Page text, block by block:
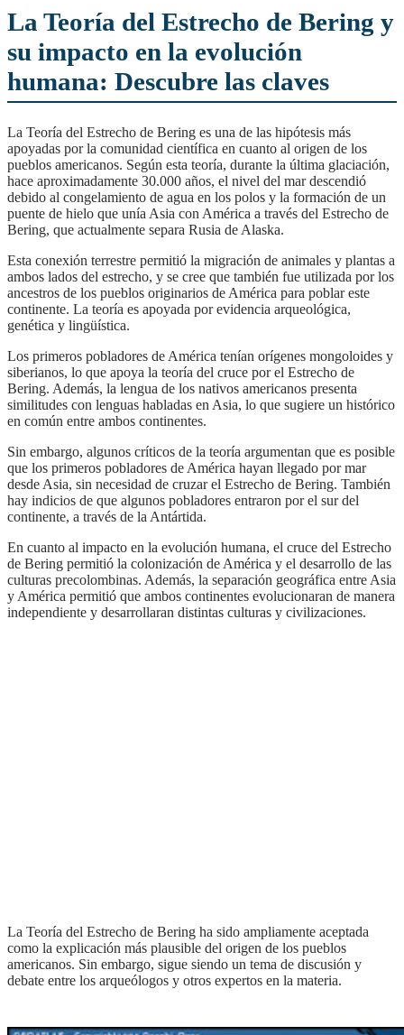
La Teoría del Estrecho de Bering y
su impacto en la evolución
humana: Descubre las claves
La Teoría del Estrecho de Bering es una de las hipótesis más
apoyadas por la comunidad científica en cuanto al origen de los
pueblos americanos. Según esta teoría, durante la última glaciación,
hace aproximadamente 30.000 años, el nivel del mar descendió
debido al congelamiento de agua en los polos y la formación de un
puente de hielo que unía Asia con América a través del Estrecho de
Bering, que actualmente separa Rusia de Alaska.
Esta conexión terrestre permitió la migración de animales y plantas a
ambos lados del estrecho, y se cree que también fue utilizada por los
ancestros de los pueblos originarios de América para poblar este
continente. La teoría es apoyada por evidencia arqueológica,
genética y lingüística.
Los primeros pobladores de América tenían orígenes mongoloides y
siberianos, lo que apoya la teoría del cruce por el Estrecho de
Bering. Además, la lengua de los nativos americanos presenta
similitudes con lenguas habladas en Asia, lo que sugiere un histórico
en común entre ambos continentes.
Sin embargo, algunos críticos de la teoría argumentan que es posible
que los primeros pobladores de América hayan llegado por mar
desde Asia, sin necesidad de cruzar el Estrecho de Bering. También
hay indicios de que algunos pobladores entraron por el sur del
continente, a través de la Antártida.
En cuanto al impacto en la evolución humana, el cruce del Estrecho
de Bering permitió la colonización de América y el desarrollo de las
culturas precolombinas. Además, la separación geográfica entre Asia
y América permitió que ambos continentes evolucionaran de manera
independiente y desarrollaran distintas culturas y civilizaciones.
la Teoría del Estrecho de Bering ha sido ampliamente aceptada
como la explicación más plausible del origen de los pueblos
americanos. Sin embargo, sigue siendo un tema de discusión y
debate entre los arqueólogos y otros expertos en la materia.